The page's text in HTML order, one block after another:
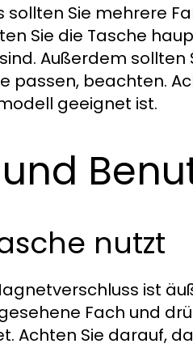
sollten Sie mehrere
Sie die Tasche
Außerdem sollten
passen, beachten.
geeignet ist.
nutzt
ist
Fach und
Achten Sie darauf,